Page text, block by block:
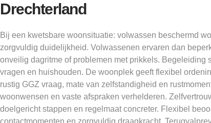
Drechterland
Bij een kwetsbare woonsituatie: volwassen beschermd
zorgvuldig duidelijkheid. Volwassenen ervaren dan
onveilig dagritme of problemen met prikkels. Begeleiding
vragen en huishouden. De woonplek geeft flexibel
rustig GGZ vraag, mate van zelfstandigheid en
woonwensen en vaste afspraken verhelderen.
doelgericht stappen en regelmaat concreter. Flexibel